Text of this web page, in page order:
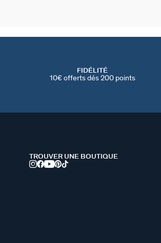
FIDÉLITÉ
10€ offerts dés 200 points
TROUVER UNE BOUTIQUE